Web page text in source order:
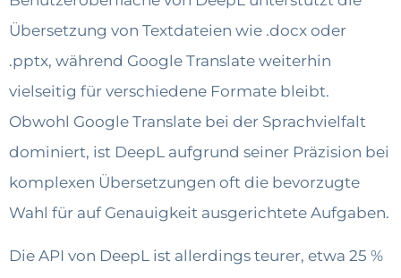
Übersetzung von Textdateien wie .docx oder
.pptx, während Google Translate weiterhin
vielseitig für verschiedene Formate bleibt.
Obwohl Google Translate bei der Sprachvielfalt
dominiert, ist DeepL aufgrund seiner Präzision bei
komplexen Übersetzungen oft die bevorzugte
Wahl für auf Genauigkeit ausgerichtete Aufgaben.
Die API von DeepL ist allerdings teurer, etwa 25 %